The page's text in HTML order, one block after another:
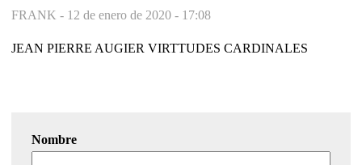
FRANK - 12 de enero de 2020 - 17:08
JEAN PIERRE AUGIER VIRTTUDES CARDINALES
Nombre